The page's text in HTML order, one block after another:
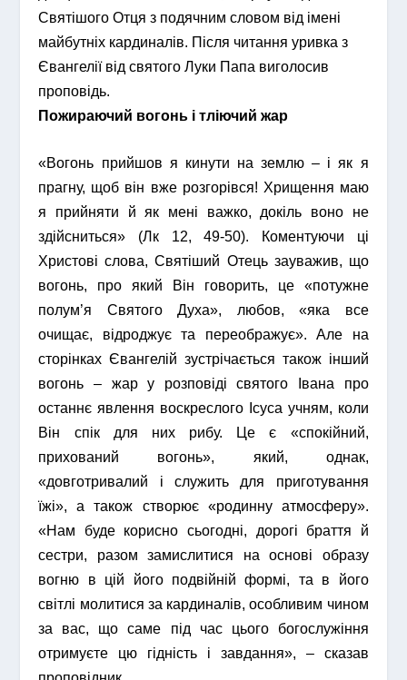
Святішого Отця з подячним словом від імені
майбутніх кардиналів. Після читання уривка з
Євангелії від святого Луки Папа виголосив
проповідь.
Пожираючий вогонь і тліючий жар
«Вогонь прийшов я кинути на землю – і як я
прагну, щоб він вже розгорівся! Хрищення маю
я прийняти й як мені важко, докіль воно не
здійсниться» (Лк 12, 49-50). Коментуючи ці
Христові слова, Святіший Отець зауважив, що
вогонь, про який Він говорить, це «потужне
полум’я Святого Духа», любов, «яка все
очищає, відроджує та переображує». Але на
сторінках Євангелій зустрічається також інший
вогонь – жар у розповіді святого Івана про
останнє явлення воскреслого Ісуса учням, коли
Він спік для них рибу. Це є «спокійний,
прихований вогонь», який, однак,
«довготривалий і служить для приготування
їжі», а також створює «родинну атмосферу».
«Нам буде корисно сьогодні, дорогі браття й
сестри, разом замислитися на основі образу
вогню в цій його подвійній формі, та в його
світлі молитися за кардиналів, особливим чином
за вас, що саме під час цього богослужіння
отримуєте цю гідність і завдання», – сказав